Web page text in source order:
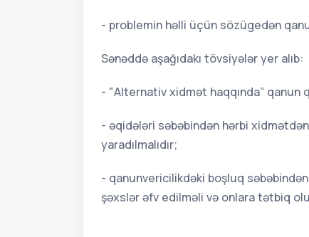
- problemin həlli üçün sözügedən
Sənəddə aşağıdakı tövsiyələr yer alıb:
- "Alternativ xidmət haqqında” qanun
- əqidələri səbəbindən hərbi
yaradılmalıdır;
- qanunvericilikdəki boşluq
şəxslər əfv edilməli və onlara tətbiq